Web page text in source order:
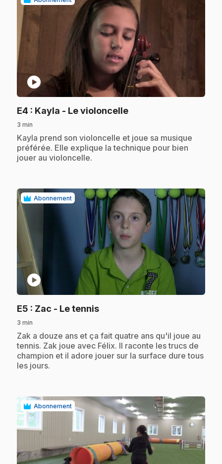
play_circle
E4 : Kayla - Le violoncelle.
3 min
.Kayla prend son violoncelle et joue sa musique
préférée. Elle explique la technique pour bien
jouer au violoncelle.
Abonnement
play_circle
E5 : Zac - Le tennis.
3 min
.Zak a douze ans et ça fait quatre ans qu'il joue au
tennis. Zak joue avec Félix. Il raconte les trucs de
champion et il adore jouer sur la surface dure tous
les jours.
Abonnement